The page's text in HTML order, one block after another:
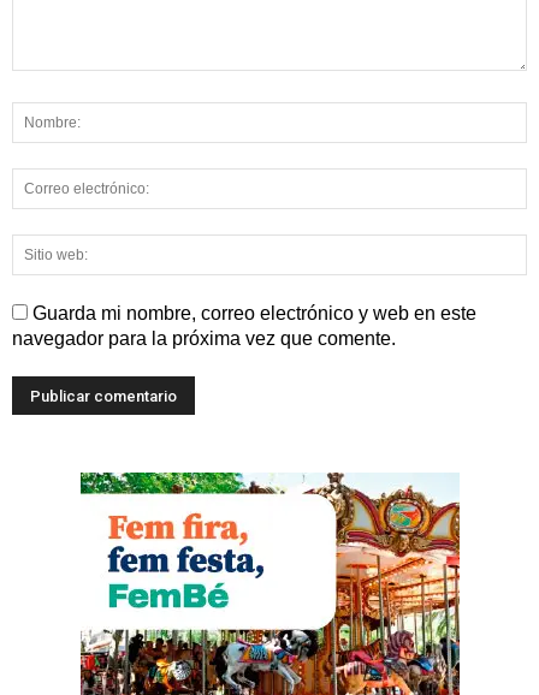
Guarda mi nombre, correo electrónico y web en este
navegador para la próxima vez que comente.